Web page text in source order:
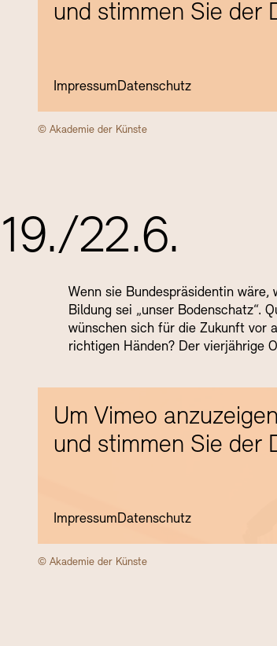
und stimmen Sie der
ImpressumDatenschutz
© Akademie der Künste
19./22.6.
Wenn sie Bundespräsidentin
Bildung sei „unser Bodenschatz“.
wünschen sich für die Zukunft vor
richtigen Händen? Der vierjährige
Um Vimeo
und stimmen Sie der
ImpressumDatenschutz
© Akademie der Künste